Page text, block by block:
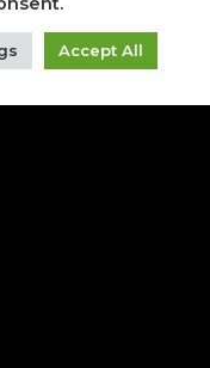
Accept All